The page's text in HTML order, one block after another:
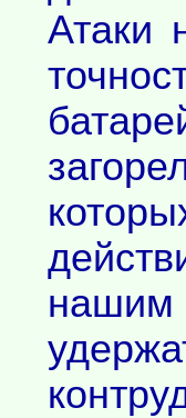
Атаки
нашим